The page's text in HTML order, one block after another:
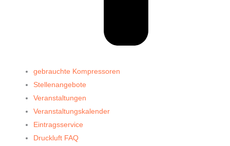
gebrauchte Kompressoren
Stellenangebote
Veranstaltungen
Veranstaltungskalender
Eintragsservice
Druckluft FAQ